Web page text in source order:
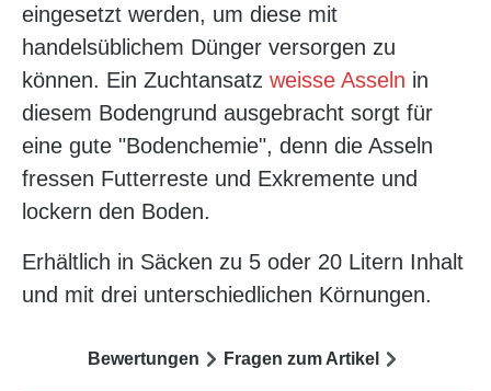
eingesetzt werden, um diese mit
handelsüblichem Dünger versorgen zu
können. Ein Zuchtansatz weisse Asseln in
diesem Bodengrund ausgebracht sorgt für
eine gute "Bodenchemie", denn die Asseln
fressen Futterreste und Exkremente und
lockern den Boden.
Erhältlich in Säcken zu 5 oder 20 Litern Inhalt
und mit drei unterschiedlichen Körnungen.
Bewertungen Fragen zum Artikel